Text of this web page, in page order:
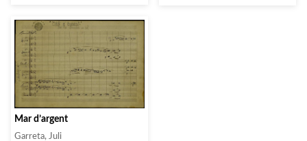
Mar d’argent
Garreta, Juli